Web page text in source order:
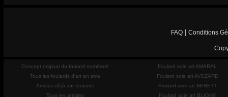
FAQ Conditions
Concept original du foulard numéroté
Tous les foulards d'art en soie
Artistes déjà sur foulards
Tous les artistes
Foulard soie art AMARAL
Foulard soie art AVEZARD
Foulard soie art BENETT
Foulard soie art BLIGNY